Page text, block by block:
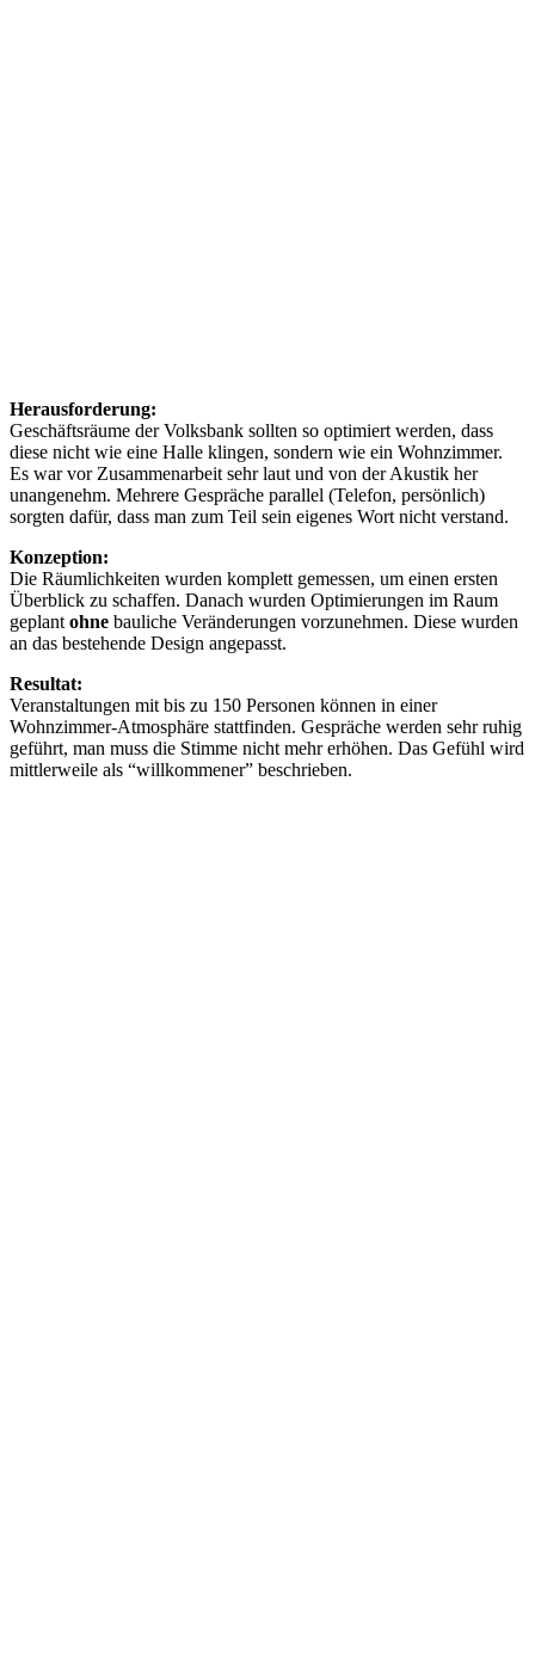
Herausforderung:
Geschäftsräume der Volksbank sollten so optimiert werden, dass
diese nicht wie eine Halle klingen, sondern wie ein Wohnzimmer.
Es war vor Zusammenarbeit sehr laut und von der Akustik her
unangenehm. Mehrere Gespräche parallel (Telefon, persönlich)
sorgten dafür, dass man zum Teil sein eigenes Wort nicht verstand.
Konzeption:
Die Räumlichkeiten wurden komplett gemessen, um einen ersten
Überblick zu schaffen. Danach wurden Optimierungen im Raum
geplant ohne bauliche Veränderungen vorzunehmen. Diese wurden
an das bestehende Design angepasst.
Resultat:
Veranstaltungen mit bis zu 150 Personen können in einer
Wohnzimmer-Atmosphäre stattfinden. Gespräche werden sehr ruhig
geführt, man muss die Stimme nicht mehr erhöhen. Das Gefühl wird
mittlerweile als “willkommener” beschrieben.